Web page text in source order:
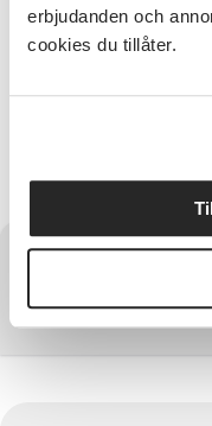
erbjudanden och
cookies du tillåter.
Utbildningen är
bjuder på fika. Ange
Ladda ner inbjudan
Kontakta SV